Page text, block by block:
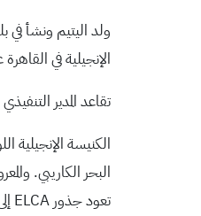
الإنجيلية في القاهرة عام 1991. وحصل على درجة الماجستير في اللاهوت من المدرسة اللاهوتية اللوثرية في فيلادلفيا هي واحدة من سبع
تقاعد المدير التنفيذي السابق
البحر الكاريبي.
تعود جذور ELCA إلى كتابات مصلح الكنيسة الألمانية مارتن لوثر.